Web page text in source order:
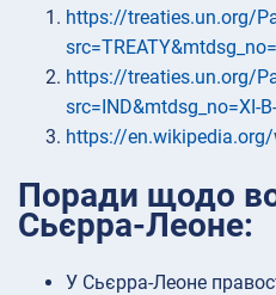
https://treaties.un.org/
https://treaties.un.org/
src=IND&mtdsg_no=XI-
https://
Поради щодо
Сьєрра-Леоне:
У Сьєрра-Леоне